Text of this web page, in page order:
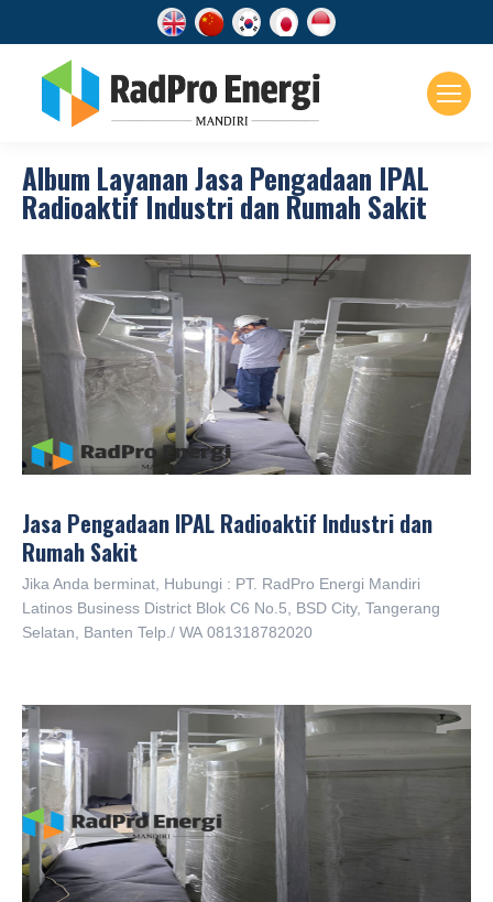
Selamat
Album Layanan Jasa Pengadaan IPAL
Radioaktif Industri dan Rumah Sakit
Jasa Pengadaan IPAL Radioaktif Industri dan
Rumah Sakit
Jika Anda berminat, Hubungi : PT. RadPro Energi Mandiri
Latinos Business District Blok C6 No.5, BSD City, Tangerang
Selatan, Banten Telp./ WA 081318782020